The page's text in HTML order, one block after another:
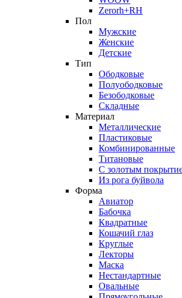
Zerorh+RH
Пол
Мужские
Женские
Детские
Тип
Ободковые
Полуободковые
Безободковые
Складные
Материал
Металлические
Пластиковые
Комбинированные
Титановые
С золотым
Из рога буйвола
Форма
Авиатор
Бабочка
Квадратные
Кошачий глаз
Круглые
Лекторы
Маска
Нестандартные
Овальные